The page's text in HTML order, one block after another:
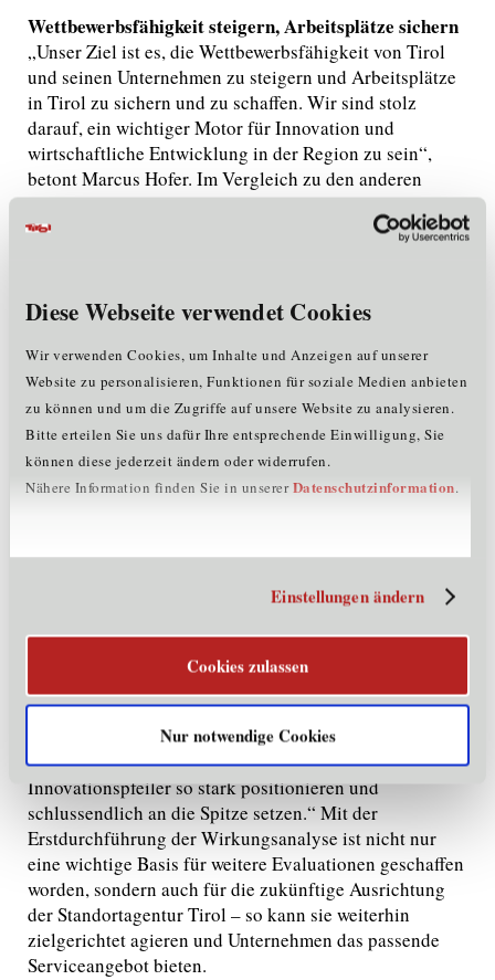
Diese Webseite verwendet Cookies
Wir verwenden Cookies, um Inhalte und Anzeigen auf unserer
Website zu personalisieren, Funktionen für soziale Medien anbieten
zu können und um die Zugriffe auf unsere Website zu analysieren.
Bitte erteilen Sie uns dafür Ihre entsprechende Einwilligung, Sie
können diese jederzeit ändern oder widerrufen.
Nähere Information finden Sie in unsererDatenschutzinformation.
Einstellungen ändern
Cookies zulassen
Nur notwendige Cookies
Wettbewerbsfähigkeit steigern, Arbeitsplätze sichern
„Unser Ziel ist es, die Wettbewerbsfähigkeit von Tirol
und seinen Unternehmen zu steigern und Arbeitsplätze
in Tirol zu sichern und zu schaffen. Wir sind stolz
darauf, ein wichtiger Motor für Innovation und
wirtschaftliche Entwicklung in der Region zu sein“,
betont Marcus Hofer. Im Vergleich zu den anderen
österreichischen Bundesländern hat Tirol eine niedrige
Arbeitslosenquote. „In den Unternehmen, die wir
Cluster hat sich zwischen 2009 und 2019 von etwa
der Mitglieder von 320 auf 542 erhöht“, fügt Hofer
hinzu. Zudem konnten die von der Standortagentur
Tirol begleiteten Betriebsansiedlungen von 2006 bis
2022 von 11 auf 33 pro Jahr gesteigert werden. In den
vergangenen fünf Jahren wurden außerdem
durchschnittlich 11 Betriebserweiterungen pro Jahr
Tirol ist stark im Innovations-Bereich
, Mitglied des Vorstands
des Economica Instituts für Wirtschaftsforschung,
unterstreicht die Erkenntnisse der aktuellen
Wirkungsanalyse: „Die Standortagentur Tirol leistet bei
die ausbezahlten Zuschüsse fließen zu einem großen
Teil in zukunftsträchtige Forschungs- und
Entwicklungsprojekte. Daher konnte sich Tirol beim
Innovationspfeiler so stark positionieren und
schlussendlich an die Spitze setzen.“ Mit der
Erstdurchführung der Wirkungsanalyse ist nicht nur
eine wichtige Basis für weitere Evaluationen geschaffen
worden, sondern auch für die zukünftige Ausrichtung
der Standortagentur Tirol – so kann sie weiterhin
zielgerichtet agieren und Unternehmen das passende
Serviceangebot bieten.